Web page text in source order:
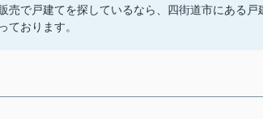
売で戸建てを探しているなら、四街道市にある戸
おります。